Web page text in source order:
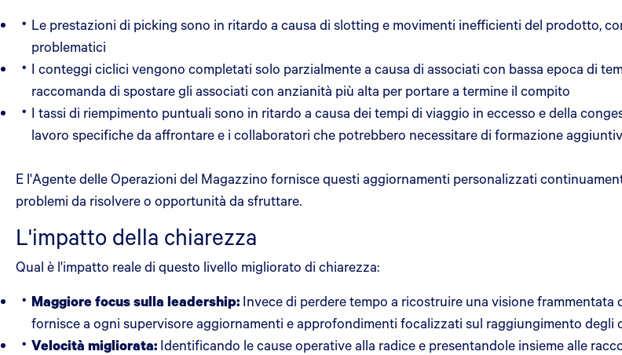
Le prestazioni di picking sono in ritardo a causa di slotting e movimenti inefficienti del prodotto,
problematici
I conteggi ciclici vengono completati solo parzialmente a causa di associati con bassa epoca di
raccomanda di spostare gli associati con anzianità più alta per portare a termine il compito
I tassi di riempimento puntuali sono in ritardo a causa dei tempi di viaggio in eccesso e della
lavoro specifiche da affrontare e i collaboratori che potrebbero necessitare di formazione
E l'Agente delle Operazioni del Magazzino fornisce questi aggiornamenti personalizzati
problemi da risolvere o opportunità da sfruttare.
L'impatto della chiarezza
Qual è l'impatto reale di questo livello migliorato di chiarezza:
Maggiore focus sulla leadership: Invece di perdere tempo a ricostruire una visione
fornisce a ogni supervisore aggiornamenti e approfondimenti focalizzati sul raggiungimento degli
Velocità migliorata: Identificando le cause operative alla radice e presentandole insieme alle